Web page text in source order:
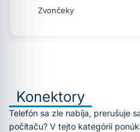
Zvončeky
Konektory
Telefón sa zle nabíja, prerušuje
počítaču? V tejto kategórii